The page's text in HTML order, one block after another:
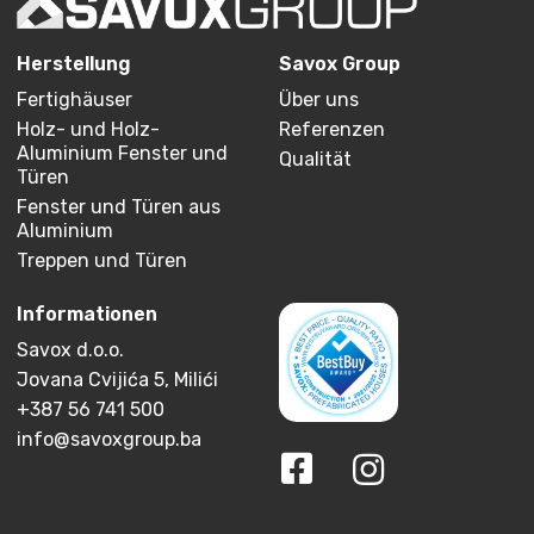
Herstellung
Fertighäuser
Holz- und Holz-
Aluminium Fenster und
Türen
Fenster und Türen aus
Aluminium
Treppen und Türen
Savox Group
Über uns
Referenzen
Qualität
Informationen
Savox d.o.o.
Jovana Cvijića 5, Milići
+387 56 741 500
info@savoxgroup.ba